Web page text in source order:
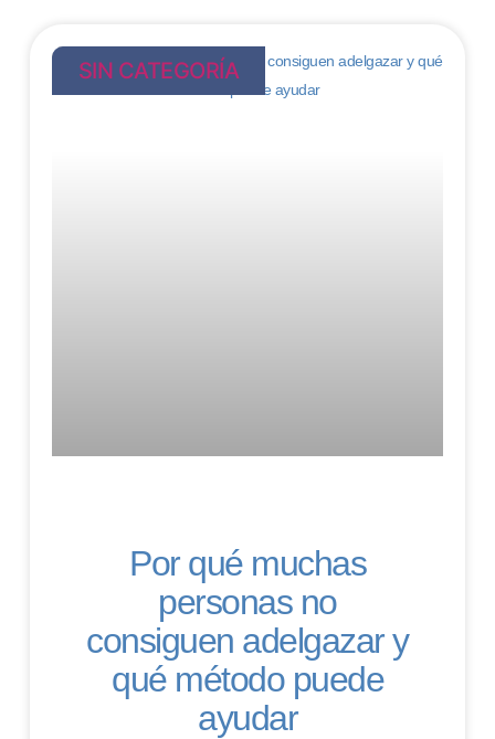
SIN CATEGORÍA
Por qué muchas
personas no
consiguen adelgazar y
qué método puede
ayudar